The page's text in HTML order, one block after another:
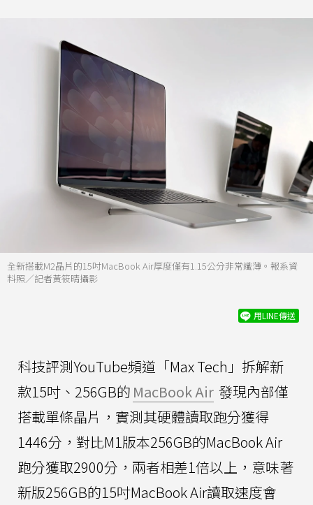
全新搭載M2晶片的15吋MacBook Air厚度僅有1.15公分非常纖薄。報系資
料照／記者黃筱晴攝影
用LINE傳送
科技評測YouTube頻道「Max Tech」拆解新
款15吋、256GB的 MacBook Air 發現內部僅
搭載單條晶片，實測其硬體讀取跑分獲得
1446分，對比M1版本256GB的MacBook Air
跑分獲取2900分，兩者相差1倍以上，意味著
新版256GB的15吋MacBook Air讀取速度會